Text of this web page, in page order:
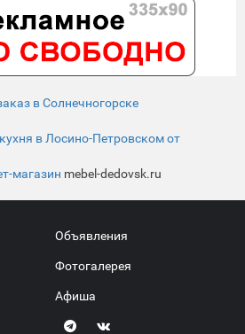
в Солнечногорске
кухня в Лосино-Петровском от
магазин mebel-dedovsk.ru
Объявления
Фотогалерея
Афиша